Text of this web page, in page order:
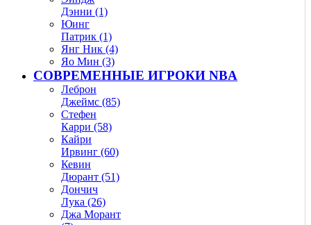
Дэнни (1)
Юинг
Патрик (1)
Янг Ник (4)
Яо Мин (3)
СОВРЕМЕННЫЕ ИГРОКИ NBA
Леброн
Джеймс (85)
Стефен
Карри (58)
Кайри
Ирвинг (60)
Кевин
Дюрант (51)
Дончич
Лука (26)
Джа Морант